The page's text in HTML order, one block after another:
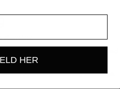
ægte kyllingfilet. Best
med forskellige diæter.
den. Praktisk genlukkelig emballage.
HER